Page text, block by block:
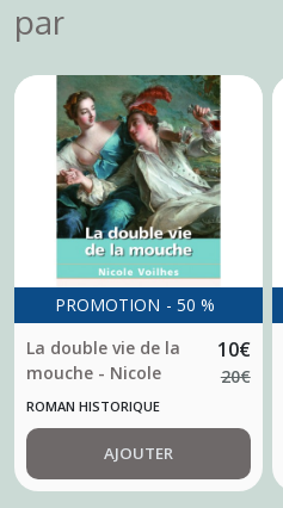
par
PROMOTION - 50 %
La double vie de la
mouche - Nicole
Voilhes
10€
20€
ROMAN HISTORIQUE
AJOUTER